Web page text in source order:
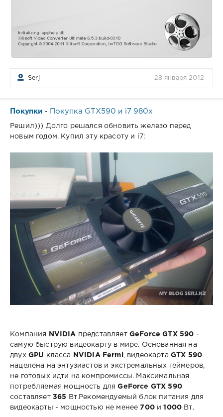
Serj 28 января 2012
Покупки - Покупка GTX590 и i7 980x
Решил))) Долго решался обновить железо перед
новым годом. Купил эту красоту и i7:
Компания NVIDIA представляет GeForce GTX 590 -
самую быструю видеокарту в мире. Основанная на
двух GPU класса NVIDIA Fermi, видеокарта GTX 590
нацелена на энтузиастов и экстремальных геймеров,
не готовых идти на компромиссы. Максимальная
потребляемая мощность дляGeForce GTX 590
составляет 365
Вт.Рекомендуемый блок питания для
видеокарты - мощностью не менее 700и1000 Вт.